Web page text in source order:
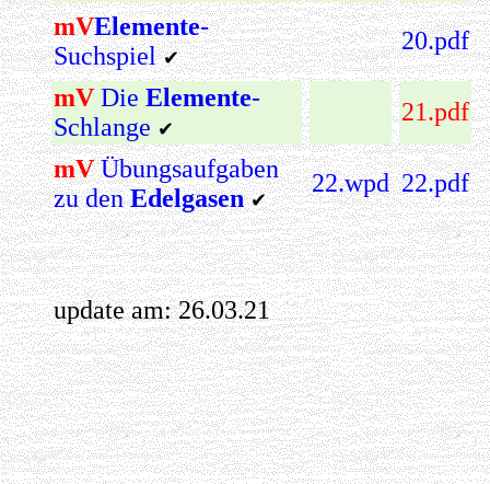
mVElemente-
Suchspiel ✔
20.pdf
mV Die Elemente-
Schlange ✔
21.pdf
mV Übungsaufgaben
zu den Edelgasen ✔
22.wpd 22.pdf
update am:26.03.21